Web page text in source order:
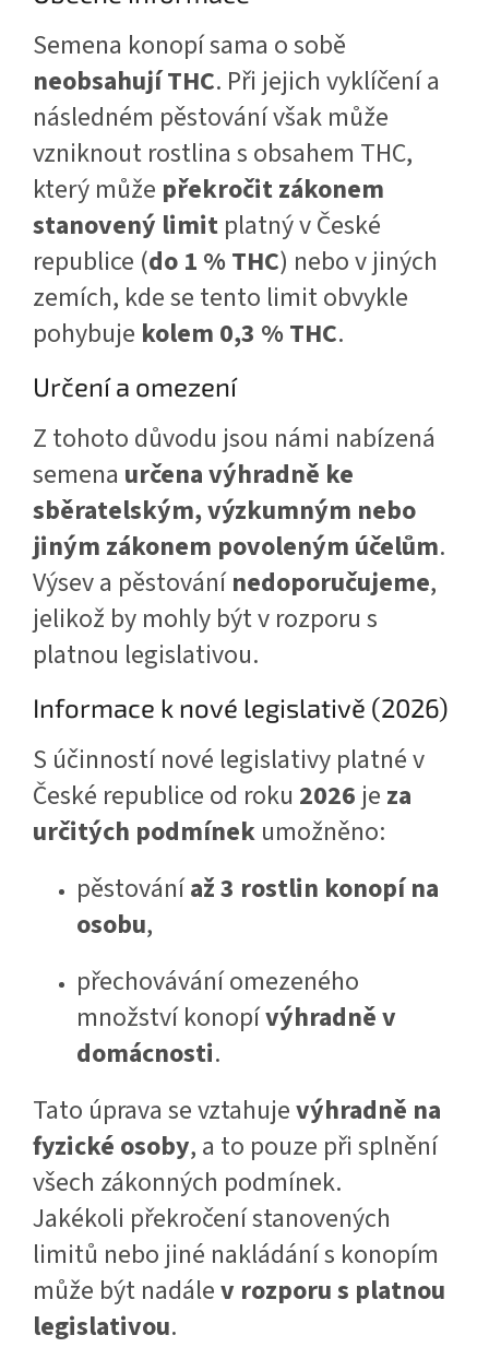
Semena konopí sama o sobě
neobsahují THC. Při jejich vyklíčení a
následném pěstování však může
vzniknout rostlina s obsahem THC,
který může překročit zákonem
stanovený limit platný v České
republice (do 1 % THC) nebo v jiných
zemích, kde se tento limit obvykle
pohybuje kolem 0,3 % THC.
Určení a omezení
Z tohoto důvodu jsou námi nabízená
semena určena výhradně ke
sběratelským, výzkumným nebo
jiným zákonem povoleným účelům.
Výsev a pěstovánínedoporučujeme,
jelikož by mohly být v rozporu s
platnou legislativou.
Informace k nové legislativě (2026)
S účinností nové legislativy platné v
České republice od roku 2026 je za
určitých podmínek umožněno:
pěstováníaž 3 rostlin konopí na
osobu,
přechovávání omezeného
množství konopívýhradně v
domácnosti.
Tato úprava se vztahujevýhradně na
fyzické osoby, a to pouze při splnění
všech zákonných podmínek.
Jakékoli překročení stanovených
limitů nebo jiné nakládání s konopím
může být nadálev rozporu s platnou
legislativou.